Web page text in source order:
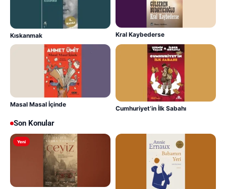
Kıskanmak Kral Kaybederse
Masal Masal İçinde
Cumhuriyet’in İlk Sabahı
Son Konular
Yeni